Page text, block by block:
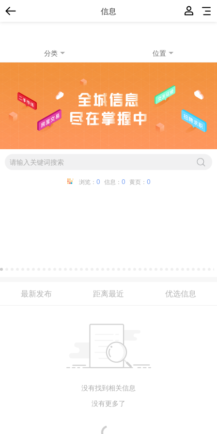
信息
分类 位置
浏览： 0 信息： 0 黄页： 0
最新发布 距离最近 优选信息
没有找到相关信息
没有更多了